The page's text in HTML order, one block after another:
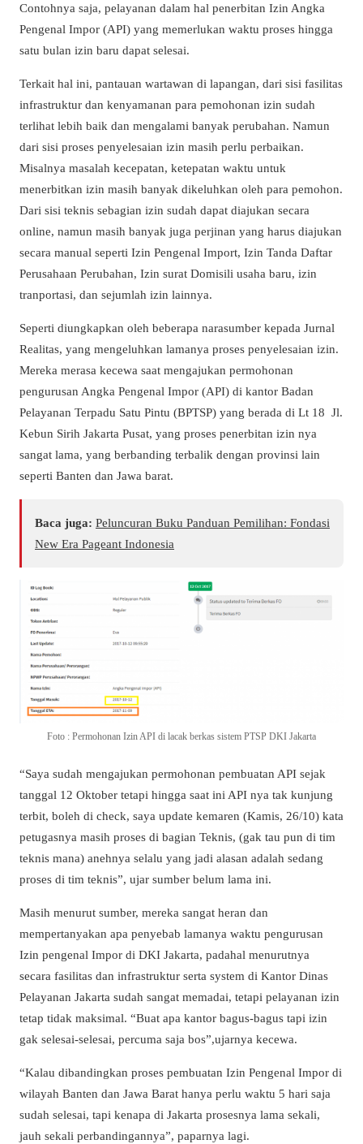
Contohnya saja, pelayanan dalam hal penerbitan Izin Angka
Pengenal Impor (API) yang memerlukan waktu proses hingga
satu bulan izin baru dapat selesai.
Terkait hal ini, pantauan wartawan di lapangan, dari sisi fasilitas
infrastruktur dan kenyamanan para pemohonan izin sudah
terlihat lebih baik dan mengalami banyak perubahan. Namun
dari sisi proses penyelesaian izin masih perlu perbaikan.
Misalnya masalah kecepatan, ketepatan waktu untuk
menerbitkan izin masih banyak dikeluhkan oleh para pemohon.
Dari sisi teknis sebagian izin sudah dapat diajukan secara
online, namun masih banyak juga perjinan yang harus diajukan
secara manual seperti Izin Pengenal Import, Izin Tanda Daftar
Perusahaan Perubahan, Izin surat Domisili usaha baru, izin
tranportasi, dan sejumlah izin lainnya.
Seperti diungkapkan oleh beberapa narasumber kepada Jurnal
Realitas, yang mengeluhkan lamanya proses penyelesaian izin.
Mereka merasa kecewa saat mengajukan permohonan
pengurusan Angka Pengenal Impor (API) di kantor Badan
Pelayanan Terpadu Satu Pintu (BPTSP) yang berada di Lt 18 Jl.
Kebun Sirih Jakarta Pusat, yang proses penerbitan izin nya
sangat lama, yang berbanding terbalik dengan provinsi lain
seperti Banten dan Jawa barat.
Baca juga: Peluncuran Buku Panduan Pemilihan: Fondasi
New Era Pageant Indonesia
Foto : Permohonan Izin API di lacak berkas sistem PTSP DKI Jakarta
“Saya sudah mengajukan permohonan pembuatan API sejak
tanggal 12 Oktober tetapi hingga saat ini API nya tak kunjung
terbit, boleh di check, saya update kemaren (Kamis, 26/10) kata
petugasnya masih proses di bagian Teknis, (gak tau pun di tim
teknis mana) anehnya selalu yang jadi alasan adalah sedang
proses di tim teknis”, ujar sumber belum lama ini.
Masih menurut sumber, mereka sangat heran dan
mempertanyakan apa penyebab lamanya waktu pengurusan
Izin pengenal Impor di DKI Jakarta, padahal menurutnya
secara fasilitas dan infrastruktur serta system di Kantor Dinas
Pelayanan Jakarta sudah sangat memadai, tetapi pelayanan izin
tetap tidak maksimal. “Buat apa kantor bagus-bagus tapi izin
gak selesai-selesai, percuma saja bos”,ujarnya kecewa.
“Kalau dibandingkan proses pembuatan Izin Pengenal Impor di
wilayah Banten dan Jawa Barat hanya perlu waktu 5 hari saja
sudah selesai, tapi kenapa di Jakarta prosesnya lama sekali,
jauh sekali perbandingannya”, paparnya lagi.